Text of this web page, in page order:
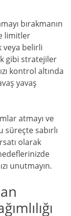
bırakmanın
limitler
veya belirli
gibi stratejiler
kontrol altında
yavaş
atmayı ve
süreçte sabırlı
olarak
unutmayın.